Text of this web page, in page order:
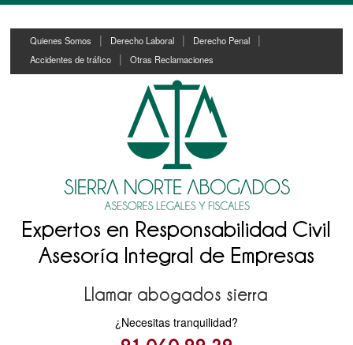
Skip
content
Skip
main
Quienes Somos Derecho Laboral
Derecho Penal
Accidentes de tráfico
Otras Reclamaciones
Expertos en Responsabilidad Civil
Asesoría Integral de Empresas
Llamar abogados sierra
¿Necesitas tranquilidad?